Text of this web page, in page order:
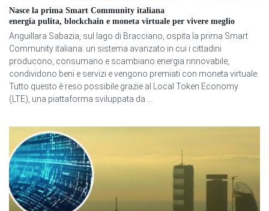
Nasce la prima Smart Community italiana
energia pulita, blockchain e moneta virtuale per vivere meglio
Anguillara Sabazia, sul lago di Bracciano, ospita la prima Smart
Community italiana: un sistema avanzato in cui i cittadini
producono, consumano e scambiano energia rinnovabile,
condividono beni e servizi e vengono premiati con moneta virtuale.
Tutto questo è reso possibile grazie al Local Token Economy
(LTE), una piattaforma sviluppata da ...